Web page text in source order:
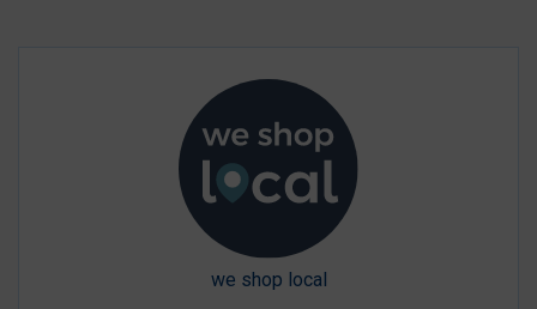
we shop local